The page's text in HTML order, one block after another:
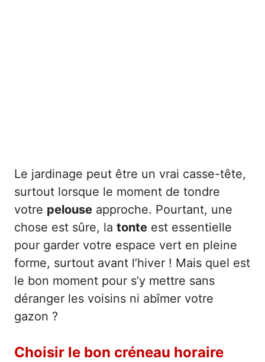
Le jardinage peut être un vrai casse-tête,
surtout lorsque le moment de tondre
votre pelouse approche. Pourtant, une
chose est sûre, la tonte est essentielle
pour garder votre espace vert en pleine
forme, surtout avant l’hiver ! Mais quel est
le bon moment pour s’y mettre sans
déranger les voisins ni abîmer votre
gazon ?
Choisir le bon créneau horaire